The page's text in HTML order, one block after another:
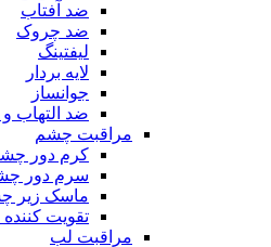
ضد آفتاب
ضد چروک
لیفتینگ
لایه بردار
جوانساز
ضد التهاب
مراقبت چشم
کرم دور
سرم دور
ماسک زیر
تقویت
مراقبت لب